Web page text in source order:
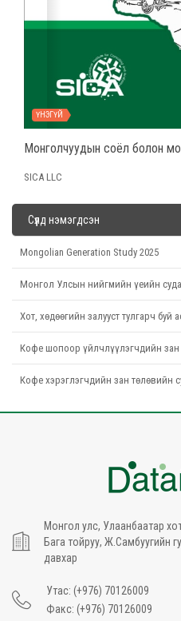
ҮНЭГҮЙ
Монголчуудын соёл болон
SICA LLC
Сүүлд нэмэгдсэн
Mongolian Generation Study 2025
Монгол Улсын нийгмийн үеийн
Хот, хөдөөгийн залууст тулгарч буй
Кофе шопоор үйлчлүүлэгчдийн зан
Кофе хэрэглэгчдийн зан төлөвийн
Монгол улс, Улаанбаатар
Бага тойруу, Ж.Самбуугийн
давхар
Утас: (+976) 70126009
Факс: (+976) 70126009